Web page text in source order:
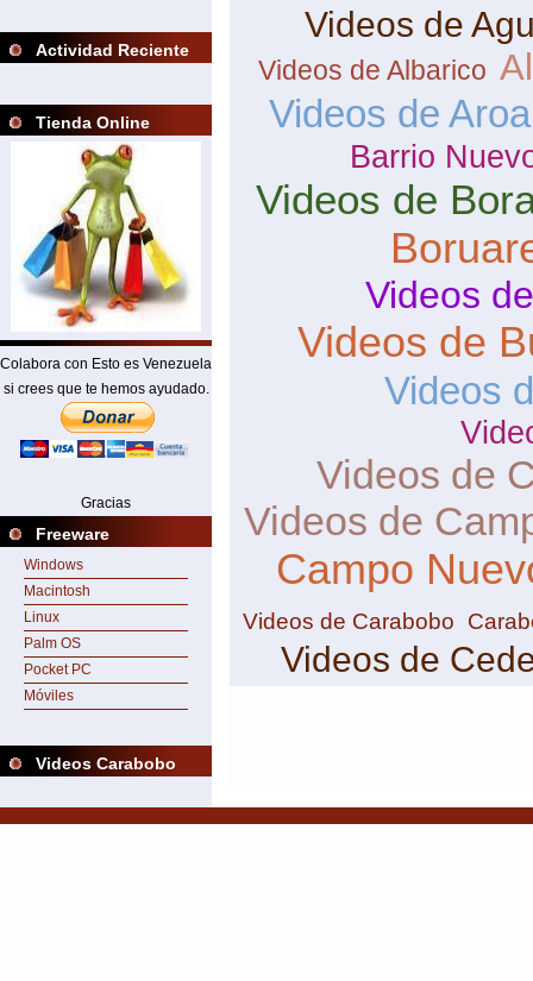
Actividad Reciente
Tienda Online
Colabora con Esto es Venezuela
si crees que te hemos ayudado.
Gracias
Freeware
Windows
Macintosh
Linux
Palm OS
Pocket PC
Móviles
Videos Carabobo
Videos de
Videos de Albarico
Videos de Aroa
Barrio
Videos de
Videos
Videos de
Videos
Videos de
Videos de
Campo
Videos de Carabobo
Videos de